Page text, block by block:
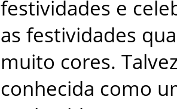
festividades e
as festividades
muito cores.
conhecida como